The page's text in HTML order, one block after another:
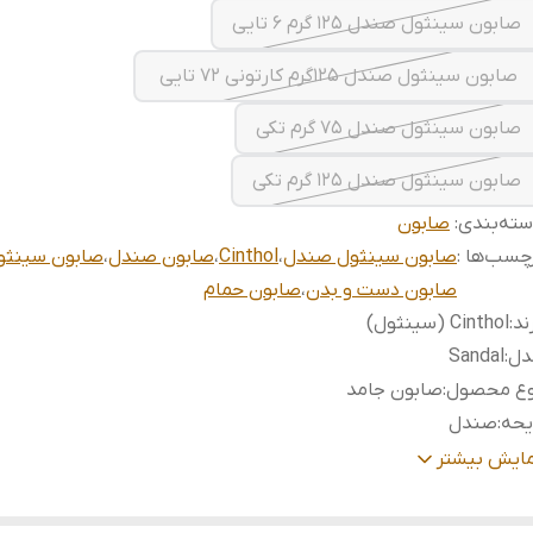
صابون سینثول صندل ۱۲۵ گرم ۶ تایی
صابون سینثول صندل ۱۲۵گرم کارتونی ۷۲ تایی
صابون سینثول صندل ۷۵ گرم تکی
صابون سینثول صندل ۱۲۵ گرم تکی
: صابون
:صابون سینثول صندل،Cinthol،صابون صندل،صابون
صابون دست و بدن،صابون حمام
:Cinthol (سینثول)
:
Sandal
محصول:صابون جامد
:صندل
برای:شستشوی روزانه دست و بدنبیشتر